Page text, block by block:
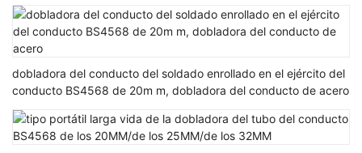
dobladora del conducto del soldado enrollado en el ejército del
conducto BS4568 de 20m m, dobladora del conducto de acero